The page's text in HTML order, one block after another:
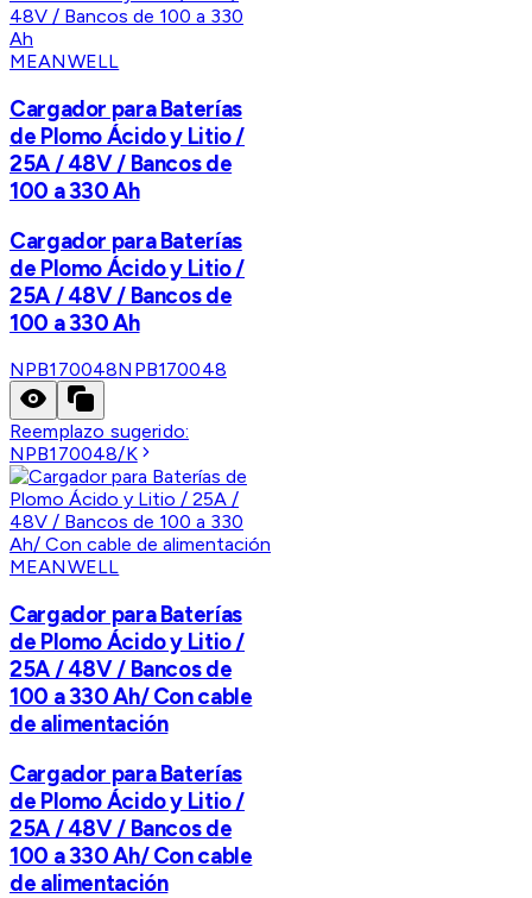
MEANWELL
Cargador para Baterías
de Plomo Ácido y Litio /
25A / 48V / Bancos de
100 a 330 Ah
Cargador para Baterías
de Plomo Ácido y Litio /
25A / 48V / Bancos de
100 a 330 Ah
NPB170048NPB170048
Reemplazo sugerido:
NPB170048/K
MEANWELL
Cargador para Baterías
de Plomo Ácido y Litio /
25A / 48V / Bancos de
100 a 330 Ah/ Con cable
de alimentación
Cargador para Baterías
de Plomo Ácido y Litio /
25A / 48V / Bancos de
100 a 330 Ah/ Con cable
de alimentación